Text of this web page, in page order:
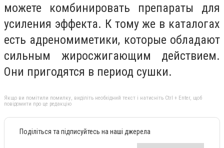
можете комбинировать препараты для
усиления эффекта. К тому же в каталогах
есть адреномиметики, которые обладают
сильным жиросжигающим действием.
Они пригодятся в период сушки.
Якщо ви помітили помилку, виділіть необхідний текст і натисніть Ctrl + Enter, щоб
повідомити про це редакцію
Поділіться та підписуйтесь на наші джерела